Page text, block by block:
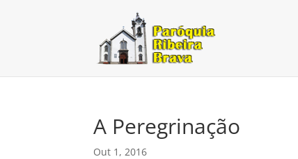
A Peregrinação
Out 1, 2016